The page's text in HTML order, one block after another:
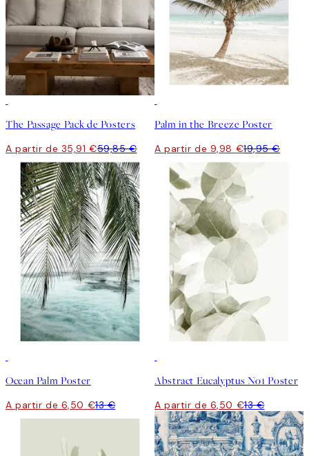
The Passage Pack de Posters
A partir de 35,91 €59,85 €
Palm in the Breeze Poster
A partir de 9,98 €19,95 €
Ocean Palm Poster
A partir de 6,50 €13 €
Abstract Eucalyptus No1 Poster
A partir de 6,50 €13 €